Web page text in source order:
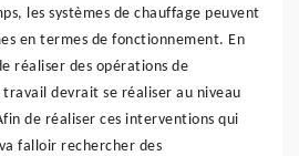
les systèmes de chauffage peuvent
en termes de fonctionnement. En
réaliser des opérations de
devrait se réaliser au niveau
de réaliser ces interventions qui
falloir rechercher des